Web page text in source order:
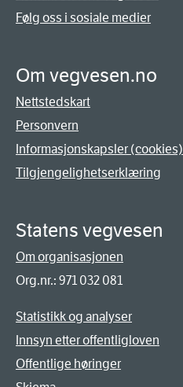
Følg oss i sosiale medier
Om vegvesen.no
Nettstedskart
Personvern
Informasjonskapsler (cookies)
Tilgjengelighetserklæring
Statens vegvesen
Om organisasjonen
Org.nr.: 971 032 081
Statistikk og analyser
Innsyn etter offentligloven
Offentlige høringer